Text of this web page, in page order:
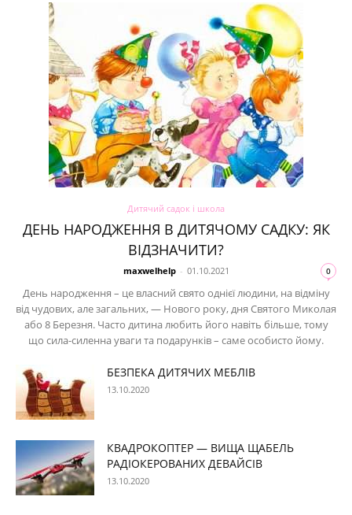
Дитячий садок і школа
ДЕНЬ НАРОДЖЕННЯ В ДИТЯЧОМУ САДКУ: ЯК
ВІДЗНАЧИТИ?
maxwelhelp - 01.10.2021 0
День народження – це власний свято однієї людини, на відміну
від чудових, але загальних, — Нового року, дня Святого Миколая
або 8 Березня. Часто дитина любить його навіть більше, тому
що сила-силенна уваги та подарунків – саме особисто йому.
БЕЗПЕКА ДИТЯЧИХ МЕБЛІВ
13.10.2020
КВАДРОКОПТЕР — ВИЩА ЩАБЕЛЬ
РАДІОКЕРОВАНИХ ДЕВАЙСІВ
13.10.2020